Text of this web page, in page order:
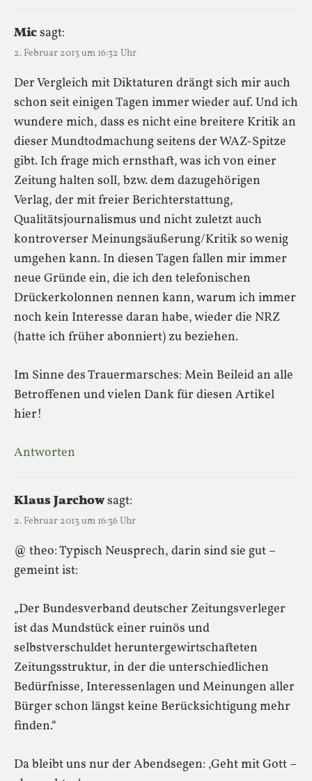
Micsagt:
2. Februar 2013 um 16:32 Uhr
Der Vergleich mit Diktaturen drängt sich mir auch
schon seit einigen Tagen immer wieder auf. Und ich
wundere mich, dass es nicht eine breitere Kritik an
dieser Mundtodmachung seitens der WAZ-Spitze
gibt. Ich frage mich ernsthaft, was ich von einer
Zeitung halten soll, bzw. dem dazugehörigen
Verlag, der mit freier Berichterstattung,
Qualitätsjournalismus und nicht zuletzt auch
kontroverser Meinungsäußerung/Kritik so wenig
umgehen kann. In diesen Tagen fallen mir immer
neue Gründe ein, die ich den telefonischen
Drückerkolonnen nennen kann, warum ich immer
noch kein Interesse daran habe, wieder die NRZ
(hatte ich früher abonniert) zu beziehen.
Im Sinne des Trauermarsches: Mein Beileid an alle
Betroffenen und vielen Dank für diesen Artikel
hier!
Antworten
Klaus Jarchowsagt:
2. Februar 2013 um 16:36 Uhr
@ theo: Typisch Neusprech, darin sind sie gut –
gemeint ist:
„Der Bundesverband deutscher Zeitungsverleger
ist das Mundstück einer ruinös und
selbstverschuldet heruntergewirtschafteten
Zeitungsstruktur, in der die unterschiedlichen
Bedürfnisse, Interessenlagen und Meinungen aller
Bürger schon längst keine Berücksichtigung mehr
finden.“
Da bleibt uns nur der Abendsegen: ‚Geht mit Gott –